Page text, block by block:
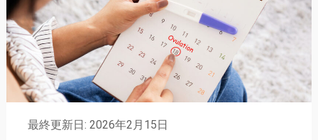
最終更新日: 2026年2月15日